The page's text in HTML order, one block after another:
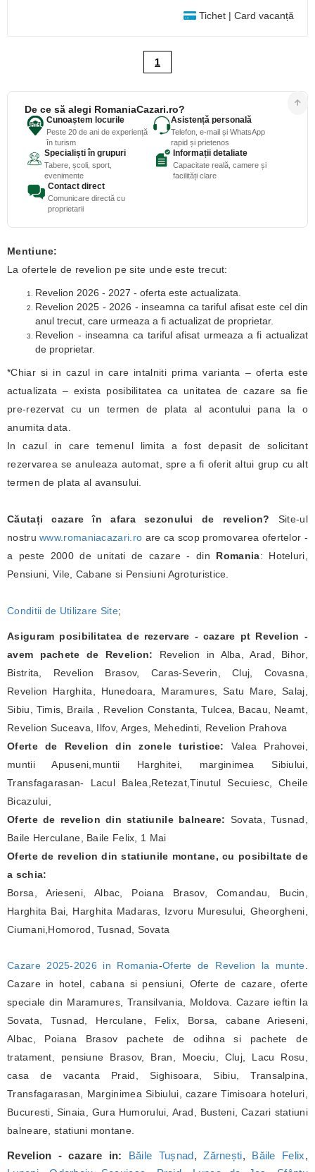
Tichet | Card vacanță
1
De ce să alegi RomaniaCazari.ro?
Cunoaștem locurile
Peste 20 de ani de experiență
în turism
Asistență personală
Telefon, e-mail și WhatsApp
rapid și prietenos
Specialiști în grupuri
Tabere, școli, sport,
evenimente
Informații detaliate
Capacitate reală, camere și
facilități clare
Contact direct
Comunicare directă cu
proprietarii
Mentiune:
La ofertele de revelion pe site unde este trecut:
Revelion 2026 - 2027 - oferta este actualizata.
Revelion 2025 - 2026 - inseamna ca tariful afisat este cel din
anul trecut, care urmeaza a fi actualizat de proprietar.
Revelion - inseamna ca tariful afisat urmeaza a fi actualizat
de proprietar.
*Chiar si in cazul in care intalniti prima varianta – oferta este
actualizata – exista posibilitatea ca unitatea de cazare sa fie
pre-rezervat cu un termen de plata al acontului pana la o
anumita data.
In cazul in care temenul limita a fost depasit de solicitant
rezervarea se anuleaza automat, spre a fi oferit altui grup cu alt
termen de plata al avansului.
Căutați cazare în afara sezonului de revelion? Site-ul
nostruwww.romaniacazari.ro are ca scop promovarea ofertelor -
a peste 2000 de unitati de cazare - din Romania: Hoteluri,
Pensiuni, Vile, Cabane si Pensiuni Agroturistice.
Conditii de Utilizare Site;
Asiguram posibilitatea de rezervare - cazare pt Revelion -
avem pachete de Revelion: Revelion in Alba, Arad, Bihor,
Bistrita, Revelion Brasov, Caras-Severin, Cluj, Covasna,
Revelion Harghita, Hunedoara, Maramures, Satu Mare, Salaj,
Sibiu, Timis, Braila , Revelion Constanta, Tulcea, Bacau, Neamt,
Revelion Suceava, Ilfov, Arges, Mehedinti, Revelion Prahova
Oferte de Revelion din zonele turistice: Valea Prahovei,
muntii Apuseni,muntii Harghitei, marginimea Sibiului,
Transfagarasan- Lacul Balea,Retezat,Tinutul Secuiesc, Cheile
Bicazului,
Oferte de revelion din statiunile balneare: Sovata, Tusnad,
Baile Herculane, Baile Felix, 1 Mai
Oferte de revelion din statiunile montane, cu posibiltate de
a schia:
Borsa, Arieseni, Albac, Poiana Brasov, Comandau, Bucin,
Harghita Bai, Harghita Madaras, Izvoru Muresului, Gheorgheni,
Ciumani,Homorod, Tusnad, Sovata
Cazare 2025-2026 in Romania-Oferte de Revelion la munte
Cazare in hotel, cabana si pensiuni, Oferte de cazare, oferte
speciale din Maramures, Transilvania, Moldova. Cazare ieftin la
Sovata, Tusnad, Herculane, Felix, Borsa, cabane Arieseni,
Albac, Poiana Brasov pachete de odihna si pachete de
tratament, pensiune Brasov, Bran, Moeciu, Cluj, Lacu Rosu,
casa de vacanta Praid, Sighisoara, Sibiu, Transalpina,
Transfagarasan, Marginimea Sibiului, cazare Timisoara hoteluri,
Bucuresti, Sinaia, Gura Humorului, Arad, Busteni, Cazari statiuni
balneare, statiuni montane.
Revelion - cazare in: Băile Tușnad,Zărnești, Băile Felix,